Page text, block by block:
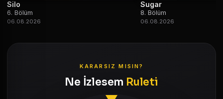
Silo
6. Bölüm
06.08.2026
Sugar
8. Bölüm
06.08.2026
KARARSIZ MISIN?
Ne İzlesem Ruleti